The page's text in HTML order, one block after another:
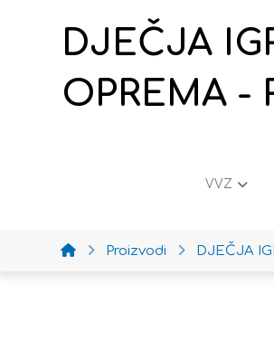
DJEČJA
OPREMA -
VVZ
Proizvodi DJEČJA